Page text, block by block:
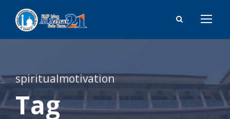
spiritualmotivation
Tag